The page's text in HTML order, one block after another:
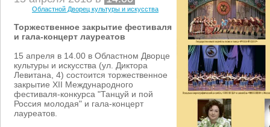
Областной Дворец культуры и искусства
Торжественное закрытие фестиваля
и гала-концерт лауреатов
15 апреля в 14.00 в Областном Дворце
культуры и искусства (ул. Диктора
Левитана, 4) состоится торжественное
закрытие XII Международного
фестиваля-конкурса "Танцуй и пой
Россия молодая" и гала-концерт
лауреатов.